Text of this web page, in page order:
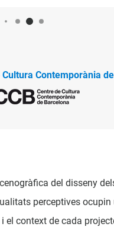
Contemporània
del disseny
perceptives
context de cada